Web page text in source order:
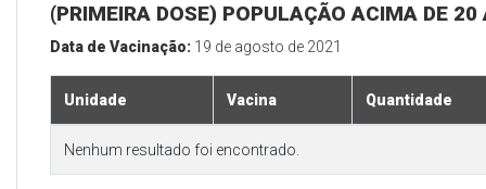
(PRIMEIRA DOSE) POPULAÇÃO ACIMA DE 20
Data de Vacinação: 19 de agosto de 2021
Unidade Vacina Quantidade
Nenhum resultado foi encontrado.